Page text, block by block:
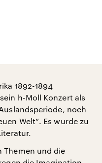
1892-1894
h-Moll Konzert als
noch
Welt“. Es wurde zu
Themen und die